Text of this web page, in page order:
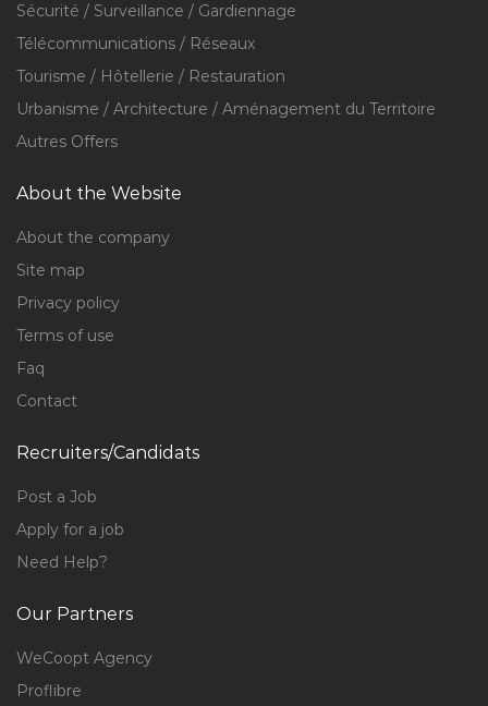
Sécurité / Surveillance / Gardiennage
Télécommunications / Réseaux
Tourisme / Hôtellerie / Restauration
Urbanisme / Architecture / Aménagement du Territoire
Autres Offers
About the Website
About the company
Site map
Privacy policy
Terms of use
Faq
Contact
Recruiters/Candidats
Post a Job
Apply for a job
Need Help?
Our Partners
WeCoopt Agency
Proflibre